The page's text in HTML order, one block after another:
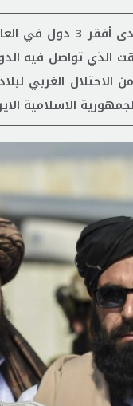
فيما باتت
الذي تواصل فيه
الاحتلال الغربي
الاسلامية